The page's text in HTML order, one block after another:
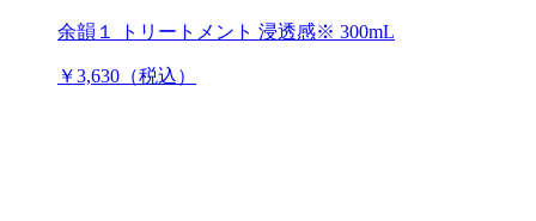
余韻１ トリートメント 浸透感※ 300mL
￥3,630（税込）